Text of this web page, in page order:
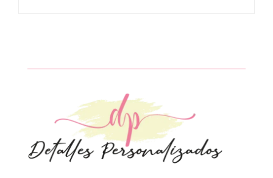
variantes.
opciones
se
pueden
elegir
en